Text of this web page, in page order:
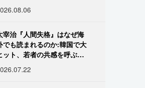
宰治『人間失格』はなぜ海
でも読まれるのか:韓国で大
ット、若者の共感を呼ぶ